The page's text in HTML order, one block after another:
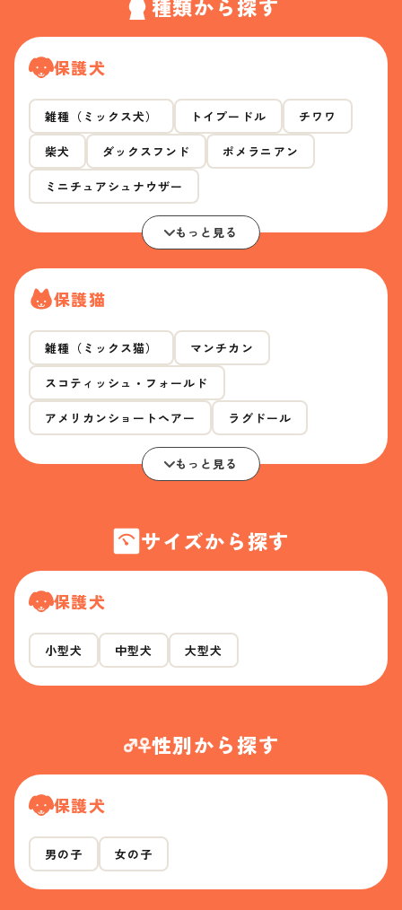
種類から探す
保護犬
雑種（ミックス犬） トイプードル チワワ
柴犬 ダックスフンド ポメラニアン
ミニチュアシュナウザー
もっと見る
保護猫
雑種（ミックス猫） マンチカン
スコティッシュ・フォールド
アメリカンショートヘアー ラグドール
もっと見る
サイズから探す
保護犬
小型犬 中型犬 大型犬
性別から探す
保護犬
男の子 女の子